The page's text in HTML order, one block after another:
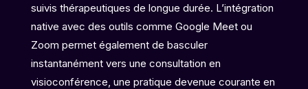
suivis thérapeutiques de longue durée. L’intégration
native avec des outils comme Google Meet ou
Zoom permet également de basculer
instantanément vers une consultation en
visioconférence, une pratique devenue courante en